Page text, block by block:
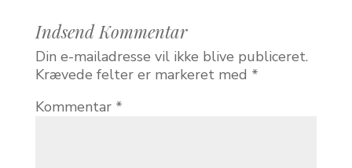
Indsend Kommentar
Din e-mailadresse vil ikke blive publiceret.
Krævede felter er markeret med *
Kommentar *